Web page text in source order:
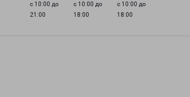
с 10:00 до
21:00
с 10:00 до
18:00
с 10:00 до
18:00